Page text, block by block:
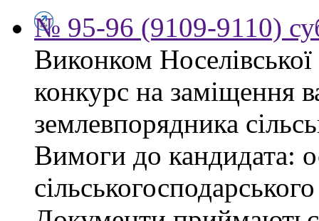
№ 95-96 (9109-9110)
Виконком
конкурс на заміщення
землевпорядника
Вимоги до кандидата: